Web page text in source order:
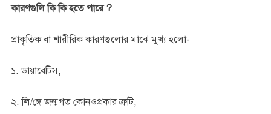
কারণগুলি কি কি হতে পারে ?
প্রাকৃতিক বা শারীরিক কারণগুলোর মাঝে মুখ্য হলো-
১. ডায়াবেটিস,
২. লি/ঙ্গে জন্মগত কোনওপ্রকার ত্রুটি,